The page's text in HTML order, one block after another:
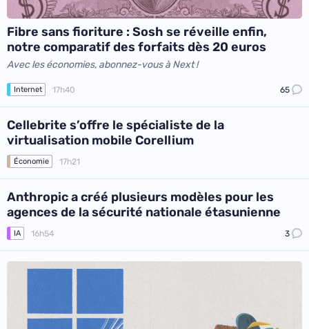
Fibre sans fioriture : Sosh se réveille enfin,
notre comparatif des forfaits dès 20 euros
Avec les économies, abonnez-vous à Next !
Internet 17h40 65
Cellebrite s’offre le spécialiste de la
virtualisation mobile Corellium
Économie 17h21
Anthropic a créé plusieurs modèles pour les
agences de la sécurité nationale étasunienne
IA 16h54 3